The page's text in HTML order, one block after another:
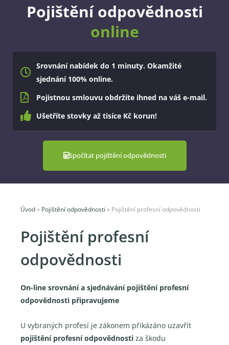
Pojištění odpovědnosti
online
Srovnání nabídek do 1 minuty. Okamžité
sjednání 100% online.
Pojistnou smlouvu obdržíte ihned na váš e-mail.
Ušetříte stovky až tisíce Kč korun!
Spočítat pojištění odpovědnosti
Úvod » Pojištění odpovědnosti » Pojištění profesní odpovědnosti
Pojištění profesní
odpovědnosti
On-line srovnání a sjednávání pojištění profesní
odpovědnosti připravujeme
U vybraných profesí je zákonem přikázáno uzavřít
pojištění profesní odpovědnosti za škodu